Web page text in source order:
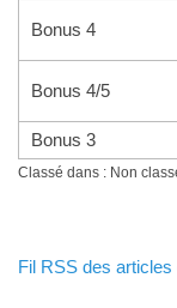
Bonus 4
Bonus 4/5
Bonus 3
Classé dans : Non
Fil RSS des